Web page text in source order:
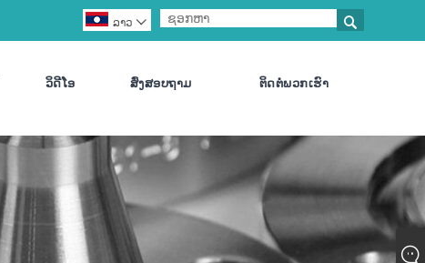

ລາວ 
ວິດີໂອ ສົ່ງສອບຖາມ ຕິດ​ຕໍ່​ພວກ​ເຮົາ